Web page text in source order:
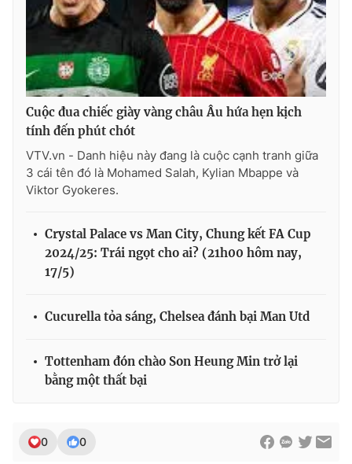
Cuộc đua chiếc giày vàng châu Âu hứa hẹn kịch
tính đến phút chót
VTV.vn - Danh hiệu này đang là cuộc cạnh tranh giữa
3 cái tên đó là Mohamed Salah, Kylian Mbappe và
Viktor Gyokeres.
Crystal Palace vs Man City, Chung kết FA Cup
2024/25: Trái ngọt cho ai? (21h00 hôm nay,
17/5)
Cucurella tỏa sáng, Chelsea đánh bại Man Utd
Tottenham đón chào Son Heung Min trở lại
bằng một thất bại
0 0